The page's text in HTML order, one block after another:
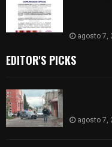
agosto 7,
EDITOR'S PICKS
agosto 7,